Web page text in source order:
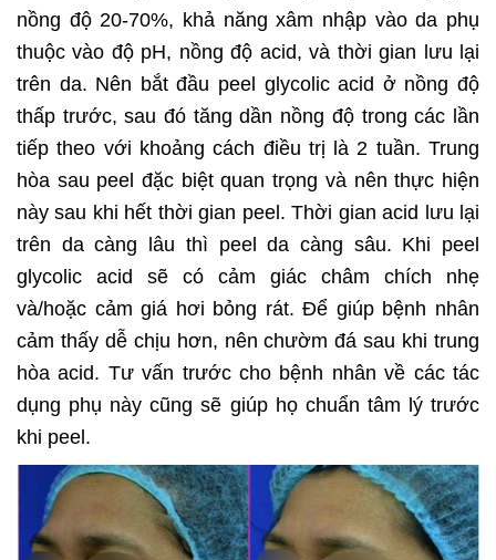
nồng độ 20-70%, khả năng xâm nhập vào da phụ
thuộc vào độ pH, nồng độ acid, và thời gian lưu lại
trên da. Nên bắt đầu peel glycolic acid ở nồng độ
thấp trước, sau đó tăng dần nồng độ trong các lần
tiếp theo với khoảng cách điều trị là 2 tuần. Trung
hòa sau peel đặc biệt quan trọng và nên thực hiện
này sau khi hết thời gian peel. Thời gian acid lưu lại
trên da càng lâu thì peel da càng sâu. Khi peel
glycolic acid sẽ có cảm giác châm chích nhẹ
và/hoặc cảm giá hơi bỏng rát. Để giúp bệnh nhân
cảm thấy dễ chịu hơn, nên chườm đá sau khi trung
hòa acid. Tư vấn trước cho bệnh nhân về các tác
dụng phụ này cũng sẽ giúp họ chuẩn tâm lý trước
khi peel.